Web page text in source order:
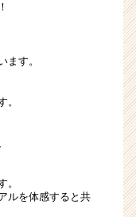
ます。
。
。
ルを体感すると共